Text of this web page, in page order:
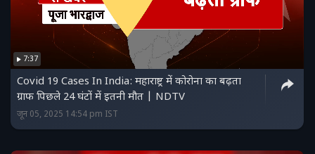
7:37
Covid 19 Cases In India: महाराष्ट्र में कोरोना का बढ़ता
ग्राफ पिछले 24 घंटों में इतनी मौत | NDTV
जून 05, 2025 14:54 pm IST